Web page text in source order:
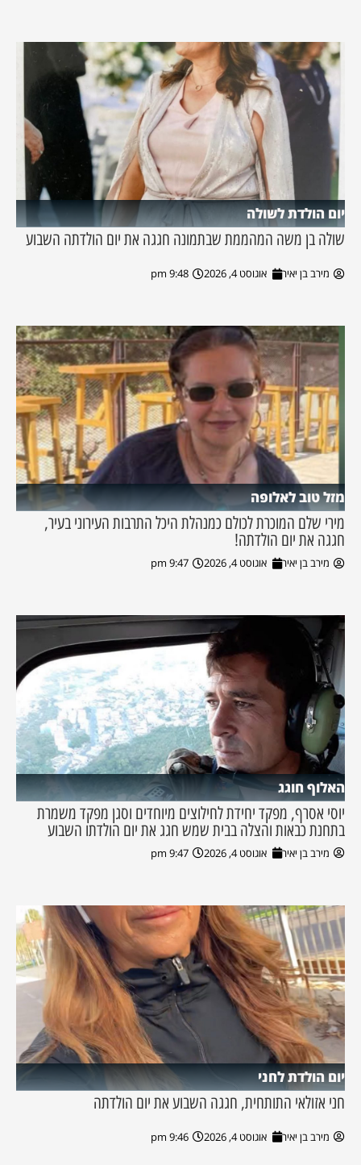
יום הולדת לשולה
שולה בן משה המהממת שבתמונה חגגה את יום הולדתה השבוע
מירב בן יאיר אוגוסט 4, 2026 9:48 pm
מזל טוב לאלופה
מירי שלם המוכרת לכולם כמנהלת היכל התרבות העירוני בעיר,
חגגה את יום הולדתה!
מירב בן יאיר אוגוסט 4, 2026 9:47 pm
האלוף חוגג
יוסי אסרף, מפקד יחידת לחילוצים מיוחדים וסגן מפקד משמרת
בתחנת כבאות והצלה בבית שמש חגג את יום הולדתו השבוע
מירב בן יאיר אוגוסט 4, 2026 9:47 pm
יום הולדת לחני
חני אזולאי התותחית, חגגה השבוע את יום הולדתה
מירב בן יאיר אוגוסט 4, 2026 9:46 pm